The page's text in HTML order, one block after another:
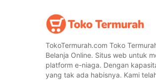
TokoTermurah.com Toko
Belanja Online. Situs web untuk
platform e-niaga. Dengan
yang tak ada habisnya. Kami